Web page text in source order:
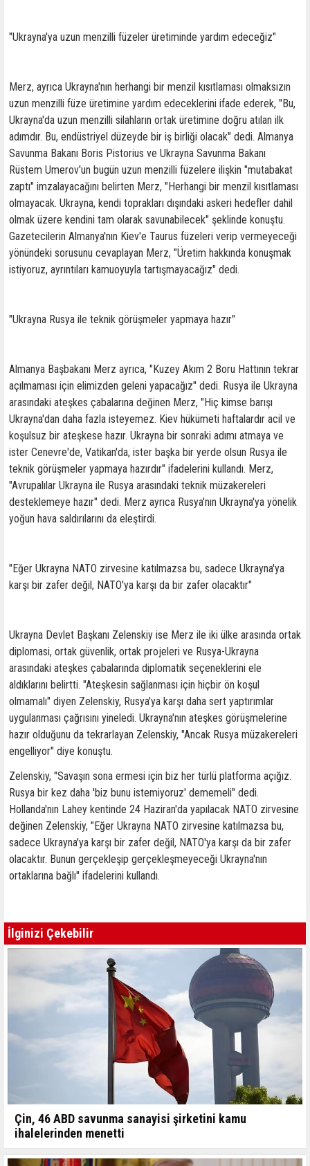
"Ukrayna'ya uzun menzilli füzeler üretiminde yardım edeceğiz"
Merz, ayrıca Ukrayna'nın herhangi bir menzil kısıtlaması olmaksızın
uzun menzilli füze üretimine yardım edeceklerini ifade ederek, "Bu,
Ukrayna'da uzun menzilli silahların ortak üretimine doğru atılan ilk
adımdır. Bu, endüstriyel düzeyde bir iş birliği olacak" dedi. Almanya
Savunma Bakanı Boris Pistorius ve Ukrayna Savunma Bakanı
Rüstem Umerov'un bugün uzun menzilli füzelere ilişkin "mutabakat
zaptı" imzalayacağını belirten Merz, "Herhangi bir menzil kısıtlaması
olmayacak. Ukrayna, kendi toprakları dışındaki askeri hedefler dahil
olmak üzere kendini tam olarak savunabilecek" şeklinde konuştu.
Gazetecilerin Almanya'nın Kiev'e Taurus füzeleri verip vermeyeceği
yönündeki sorusunu cevaplayan Merz, "Üretim hakkında konuşmak
istiyoruz, ayrıntıları kamuoyuyla tartışmayacağız" dedi.
"Ukrayna Rusya ile teknik görüşmeler yapmaya hazır"
Almanya Başbakanı Merz ayrıca, "Kuzey Akım 2 Boru Hattının tekrar
açılmaması için elimizden geleni yapacağız" dedi. Rusya ile Ukrayna
arasındaki ateşkes çabalarına değinen Merz, "Hiç kimse barışı
Ukrayna'dan daha fazla isteyemez. Kiev hükümeti haftalardır acil ve
koşulsuz bir ateşkese hazır. Ukrayna bir sonraki adımı atmaya ve
ister Cenevre'de, Vatikan'da, ister başka bir yerde olsun Rusya ile
teknik görüşmeler yapmaya hazırdır" ifadelerini kullandı. Merz,
"Avrupalılar Ukrayna ile Rusya arasındaki teknik müzakereleri
desteklemeye hazır" dedi. Merz ayrıca Rusya'nın Ukrayna'ya yönelik
yoğun hava saldırılarını da eleştirdi.
"Eğer Ukrayna NATO zirvesine katılmazsa bu, sadece Ukrayna'ya
karşı bir zafer değil, NATO'ya karşı da bir zafer olacaktır"
Ukrayna Devlet Başkanı Zelenskiy ise Merz ile iki ülke arasında ortak
diplomasi, ortak güvenlik, ortak projeleri ve Rusya-Ukrayna
arasındaki ateşkes çabalarında diplomatik seçeneklerini ele
aldıklarını belirtti. "Ateşkesin sağlanması için hiçbir ön koşul
olmamalı" diyen Zelenskiy, Rusya'ya karşı daha sert yaptırımlar
uygulanması çağrısını yineledi. Ukrayna'nın ateşkes görüşmelerine
hazır olduğunu da tekrarlayan Zelenskiy, "Ancak Rusya müzakereleri
engelliyor" diye konuştu.
Zelenskiy, "Savaşın sona ermesi için biz her türlü platforma açığız.
Rusya bir kez daha 'biz bunu istemiyoruz' dememeli" dedi.
Hollanda'nın Lahey kentinde 24 Haziran'da yapılacak NATO zirvesine
değinen Zelenskiy, "Eğer Ukrayna NATO zirvesine katılmazsa bu,
sadece Ukrayna'ya karşı bir zafer değil, NATO'ya karşı da bir zafer
olacaktır. Bunun gerçekleşip gerçekleşmeyeceği Ukrayna'nın
ortaklarına bağlı" ifadelerini kullandı.
İlginizi Çekebilir
Çin, 46 ABD savunma sanayisi şirketini kamu
ihalelerinden menetti